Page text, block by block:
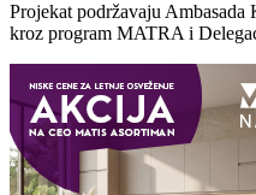
Projekat podržavaju
kroz program MATRA i